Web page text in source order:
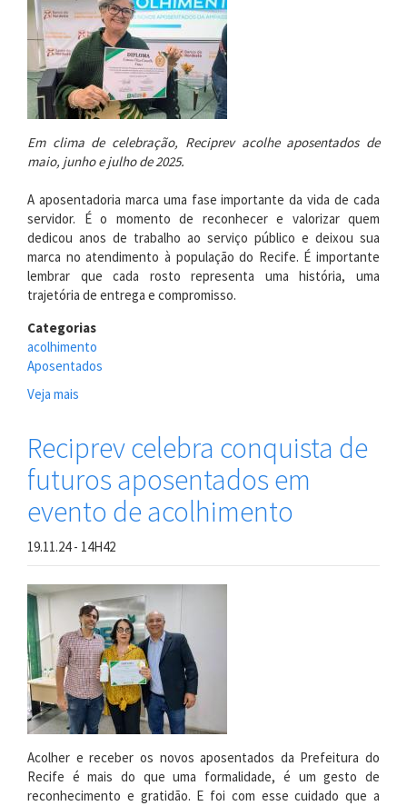
Em clima de celebração, Reciprev acolhe aposentados de
maio, junho e julho de 2025.
A aposentadoria marca uma fase importante da vida de cada
servidor. É o momento de reconhecer e valorizar quem
dedicou anos de trabalho ao serviço público e deixou sua
marca no atendimento à população do Recife. É importante
lembrar que cada rosto representa uma história, uma
trajetória de entrega e compromisso.
Categorias
acolhimento
Aposentados
Veja mais
novo
de
aposentados
PCR
Reciprev celebra conquista de
futuros aposentados em
evento de acolhimento
19.11.24 - 14H42
Acolher e receber os novos aposentados da Prefeitura do
Recife é mais do que uma formalidade, é um gesto de
reconhecimento e gratidão. E foi com esse cuidado que a